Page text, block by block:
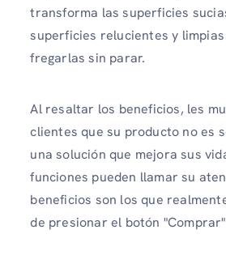
transforma las superficies
superficies relucientes y
fregarlas sin parar.
Al resaltar los beneficios, les
clientes que su producto no es
una solución que mejora sus
funciones pueden llamar su
beneficios son los que
de presionar el botón